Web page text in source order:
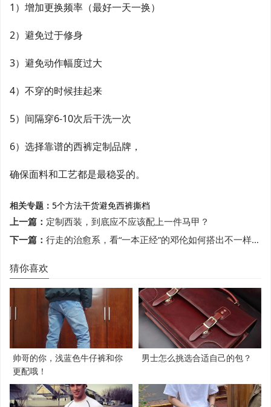
1）增加更换频率（最好一天一换）
2）避免过于修身
3）避免动作幅度过大
4）不穿的时候挂起来
5）间隔穿6-10次后干洗一次
6）选择靠谱的西裤定制品牌，
确保面料和工艺都是最稳妥的。
相关专题： 5个方法干货避免西裤撕档
上一篇： 定制西装，到底应不应该配上一件马甲？
下一篇： 行走的治愈系，看“一本正经”的邓伦如何搭出不一样的自己
猜你喜欢
帅哥的你，浅蓝色牛仔裤和你
更配哦！
男士怎么挑选合适自己的包？